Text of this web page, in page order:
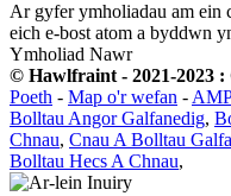
Ar gyfer ymholiadau am ein
eich e-bost atom a byddwn
Ymholiad Nawr
© Hawlfraint - 2021-2023
Poeth - Map o'r wefan -
Bolltau Angor Galfanedig,
Chnau, Cnau A Bolltau
Bolltau Hecs A Chnau,